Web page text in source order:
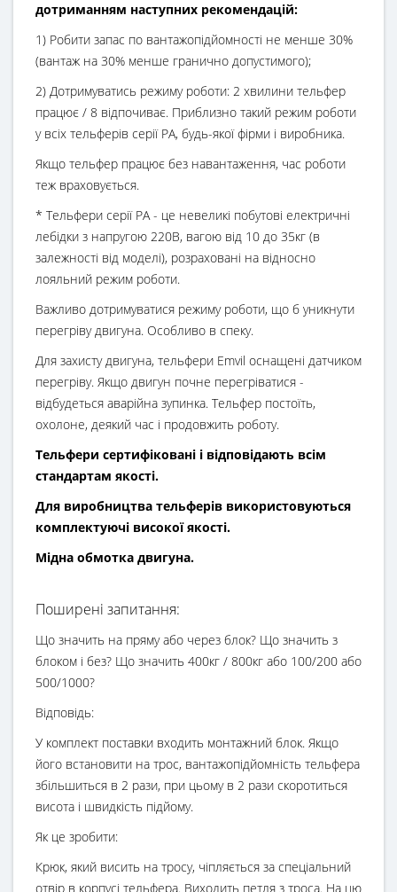
дотриманням наступних рекомендацій:
1) Робити запас по вантажопідйомності не менше 30%
(вантаж на 30% менше гранично допустимого);
2) Дотримуватись режиму роботи: 2 хвилини тельфер
працює / 8 відпочиває. Приблизно такий режим роботи
у всіх тельферів серії РА, будь-якої фірми і виробника.
Якщо тельфер працює без навантаження, час роботи
теж враховується.
* Тельфери серії РА - це невеликі побутові електричні
лебідки з напругою 220В, вагою від 10 до 35кг (в
залежності від моделі), розраховані на відносно
лояльний режим роботи.
Важливо дотримуватися режиму роботи, що б уникнути
перегріву двигуна. Особливо в спеку.
Для захисту двигуна, тельфери Emvil оснащені датчиком
перегріву. Якщо двигун почне перегріватися -
відбудеться аварійна зупинка. Тельфер постоїть,
охолоне, деякий час і продовжить роботу.
Тельфери сертифіковані і відповідають всім
стандартам якості.
Для виробництва тельферів використовуються
комплектуючі високої якості.
Мідна обмотка двигуна.
Поширені запитання:
Що значить на пряму або через блок? Що значить з
блоком і без? Що значить 400кг / 800кг або 100/200 або
500/1000?
Відповідь:
У комплект поставки входить монтажний блок. Якщо
його встановити на трос, вантажопідйомність тельфера
збільшиться в 2 рази, при цьому в 2 рази скоротиться
висота і швидкість підйому.
Як це зробити:
Крюк, який висить на тросу, чіпляється за спеціальний
отвір в корпусі тельфера. Виходить петля з троса. На цю